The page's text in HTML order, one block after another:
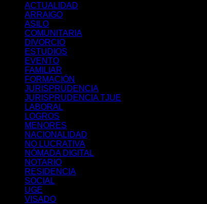
ACTUALIDAD
ARRAIGO
ASILO
COMUNITARIA
DIVORCIO
ESTUDIOS
EVENTO
FAMILIAR
FORMACIÓN
JURISPRUDENCIA
JURISPRUDENCIA TJUE
LABORAL
LOGROS
MENORES
NACIONALIDAD
NO LUCRATIVA
NÓMADA DIGITAL
NOTARIO
RESIDENCIA
SOCIAL
UGE
VISADO